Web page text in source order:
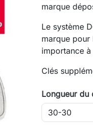
marque
Le système
marque pour
importance
Clés
Longueur